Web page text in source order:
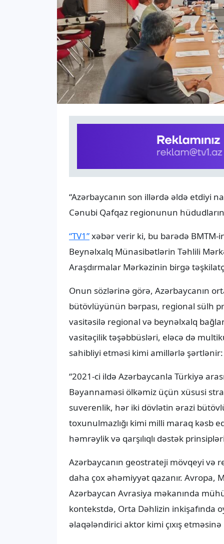
“Azərbaycanın son illərdə əldə etdiyi
Cənubi Qafqaz regionunun
“TV1”xəbər verir ki, bu barədə
Beynəlxalq Münasibətlərin Təhlili
Araşdırmalar Mərkəzinin birgə
Onun sözlərinə görə, Azərbaycanın
bütövlüyünün bərpası, regional sülh
vasitəsilə regional və beynəlxalq
vasitəçilik təşəbbüsləri, eləcə də
sahibliyi etməsi kimi amillərlə şərtlənir:
“2021-ci ildə Azərbaycanla Türkiyə
Bəyannaməsi ölkəmiz üçün xüsusi
suverenlik, hər iki dövlətin ərazi
toxunulmazlığı kimi milli maraq kəsb
həmrəylik və qarşılıqlı dəstək
Azərbaycanın geostrateji mövqeyi və
daha çox əhəmiyyət qazanır. Avropa,
Azərbaycan Avrasiya məkanında
kontekstdə, Orta Dəhlizin inkişafında
əlaqələndirici aktor kimi çıxış etməsinə